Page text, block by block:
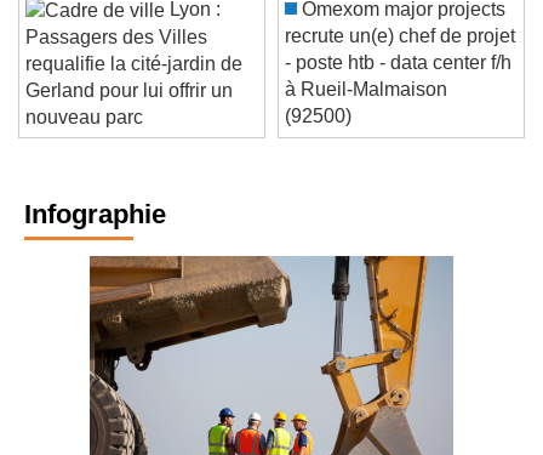
Lyon :
Passagers des Villes
requalifie la cité-jardin de
Gerland pour lui offrir un
nouveau parc
Omexom major projects
recrute un(e) chef de projet
- poste htb - data center f/h
à Rueil-Malmaison
(92500)
Infographie